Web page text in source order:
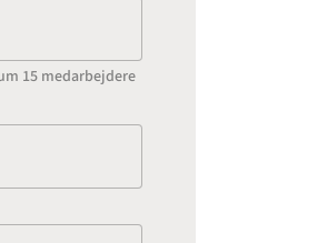
15 medarbejdere